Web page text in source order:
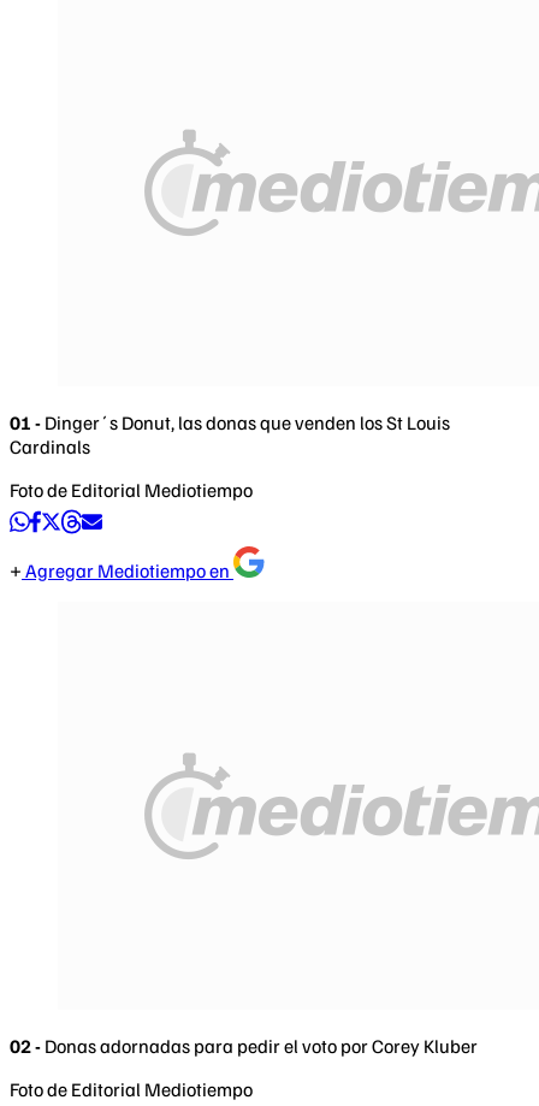
01 - Dinger´s Donut, las donas que venden los St Louis
Cardinals
Foto de Editorial Mediotiempo
Agregar Mediotiempo en
02 - Donas adornadas para pedir el voto por Corey Kluber
Foto de Editorial Mediotiempo